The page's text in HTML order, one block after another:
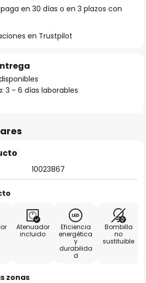
en 30 días o en 3 plazos con
en Trustpilot
3 - 6 días laborables
10023867
Atenuador
incluido
Eficiencia
energética
y
durabilida
d
Bombilla
no
sustituible
zonas